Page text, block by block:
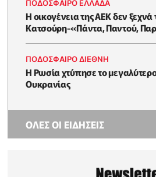
ΠΟΔΟΣΦΑΙΡΟ ΕΛΛΑΔΑ
Η οικογένεια της ΑΕΚ δεν ξεχνά
Κατσούρη-«Πάντα, Παντού,
ΠΟΔΟΣΦΑΙΡΟ ΔΙΕΘΝΗ
Η Ρωσία χτύπησε το μεγαλύτερο
Ουκρανίας
ΟΛΕΣ ΟΙ ΕΙΔΗΣΕΙΣ